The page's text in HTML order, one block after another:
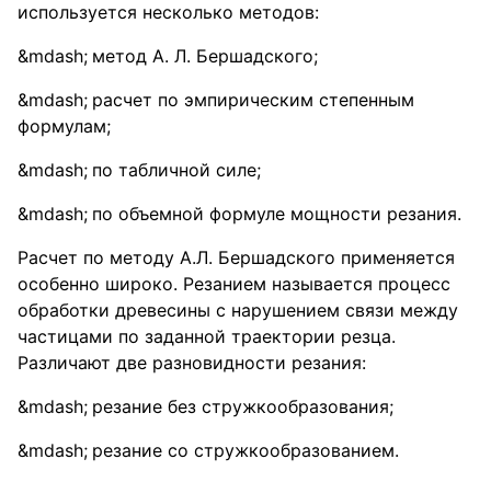
используется несколько методов:
метод А. Л. Бершадского;
расчет по эмпирическим степенным
формулам;
по табличной силе;
по объемной формуле мощности резания.
Расчет по методу А.Л. Бершадского применяется
особенно широко. Резанием называется процесс
обработки древесины с нарушением связи между
частицами по заданной траектории резца.
Различают две разновидности резания:
резание без стружкообразования;
резание со стружкообразованием.